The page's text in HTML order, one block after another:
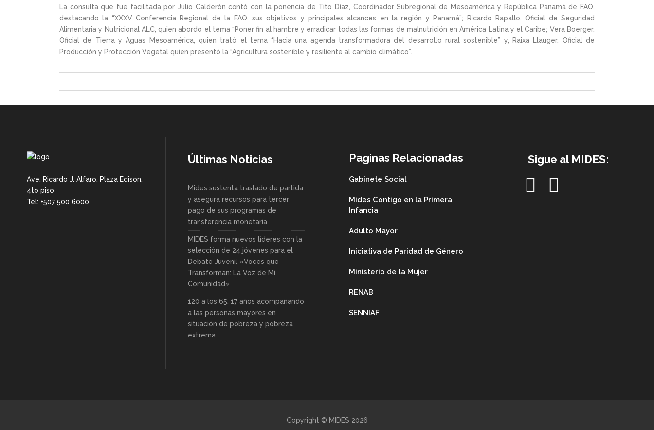
La consulta que fue facilitada por Julio Calderón contó con la ponencia de Tito Díaz, Coordinador Subregional de Mesoamérica y República Panamá de FAO,
destacando la “XXXV Conferencia Regional de la FAO, sus objetivos y principales alcances en la región y Panamá”; Ricardo Rapallo, Oficial de Seguridad
Alimentaria y Nutricional ALC, quien abordó el tema “Poner fin al hambre y erradicar todas las formas de malnutrición en América Latina y el Caribe; Vera Boerger,
Oficial de Tierra y Aguas Mesoamérica, quien trató el tema “Hacia una agenda transformadora del desarrollo rural sostenible” y, Raixa Llauger, Oficial de
Producción y Protección Vegetal quien presentó la “Agricultura sostenible y resiliente al cambio climático”.
Ave. Ricardo J. Alfaro, Plaza Edison,
4to piso
Tel: +507 500 6000
Últimas Noticias
Mides sustenta traslado de partida
y asegura recursos para tercer
pago de sus programas de
transferencia monetaria
MIDES forma nuevos líderes con la
selección de 24 jóvenes para el
Debate Juvenil «Voces que
Transforman: La Voz de Mi
Comunidad»
120 a los 65: 17 años acompañando
a las personas mayores en
situación de pobreza y pobreza
extrema
Paginas Relacionadas
Gabinete Social
Mides Contigo en la Primera
Infancia
Adulto Mayor
Iniciativa de Paridad de Género
Ministerio de la Mujer
RENAB
SENNIAF
Sigue al MIDES:
Copyright © MIDES 2026